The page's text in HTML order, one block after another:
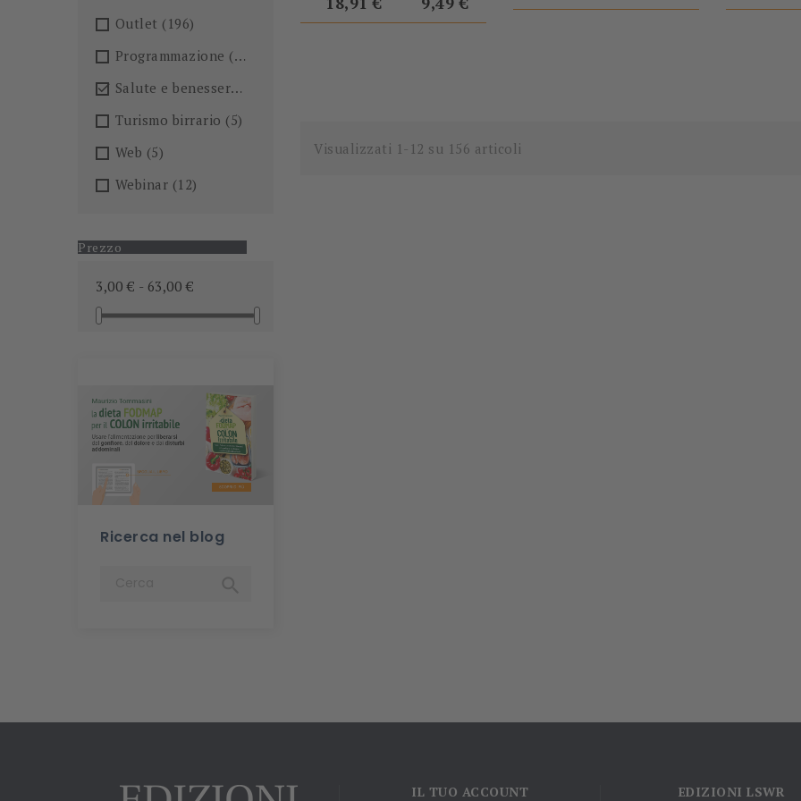
Outlet (196)
Programmazione (26)
 Salute e benessere
Turismo birrario (5)
Web (5)
Webinar (12)
Prezzo
3,00 € - 63,00 €
Ricerca nel blog
Visualizzati 1-12 su 156 articoli
IL TUO ACCOUNT EDIZIONI LSWR